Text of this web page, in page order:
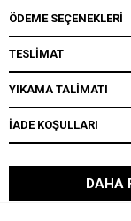
ÖDEME SEÇENEKLERI
TESLİMAT
YIKAMA TALİMATI
İADE KOŞULLARI
DAHA